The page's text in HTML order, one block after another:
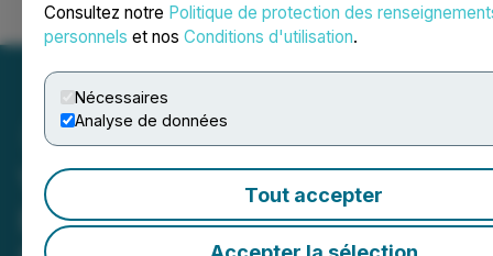
Consultez notre Politique de protection des
personnels et nos Conditions d'utilisation.
Nécessaires
Analyse de données
Tout accepter
Ouvrir une session Recherche English
Video - CEO Clips: Clinch
Resources: Advancing U.S.